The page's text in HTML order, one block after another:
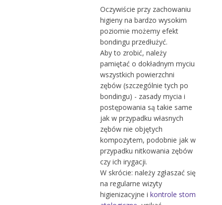
Oczywiście przy zachowaniu
higieny na bardzo wysokim
poziomie możemy efekt
bondingu przedłużyć.
Aby to zrobić, należy
pamiętać o dokładnym myciu
wszystkich powierzchni
zębów (szczególnie tych po
bondingu) - zasady mycia i
postępowania są takie same
jak w przypadku własnych
zębów nie objętych
kompozytem, podobnie jak w
przypadku nitkowania zębów
czy ich irygacji.
W skrócie: należy zgłaszać się
na regularne wizyty
higienizacyjne i kontrole stom